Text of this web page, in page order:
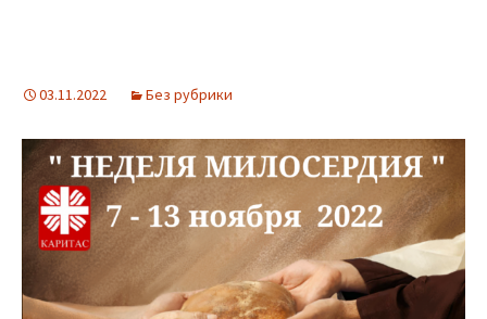
03.11.2022 Без рубрики